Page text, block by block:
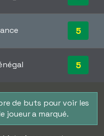
5
5
de buts pour voir les
joueur a marqué.